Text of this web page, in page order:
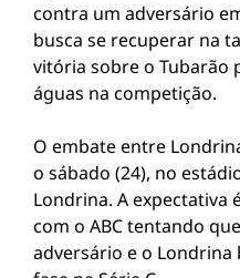
contra um adversário
busca se recuperar na
vitória sobre o Tubarão
águas na competição.
O embate entre
o sábado (24), no
Londrina. A expectativa
com o ABC tentando
adversário e o